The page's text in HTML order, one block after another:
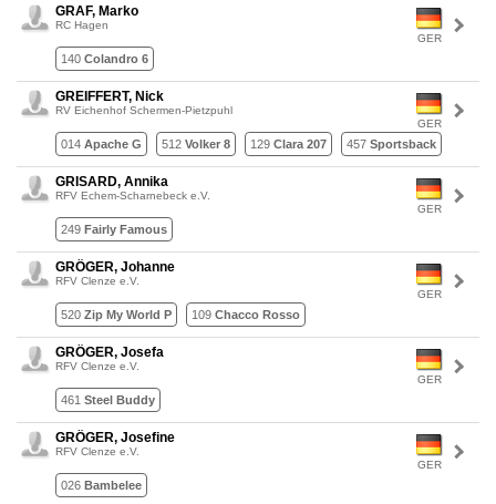
GER
GRAF, Marko
RC Hagen
140 Colandro 6
GER
GREIFFERT, Nick
RV Eichenhof Schermen-Pietzpuhl
014 Apache G 512 Volker 8 129 Clara 207 457 Sportsback
GER
GRISARD, Annika
RFV Echem-Scharnebeck e.V.
249 Fairly Famous
GER
GRÖGER, Johanne
RFV Clenze e.V.
520 Zip My World P 109 Chacco Rosso
GER
GRÖGER, Josefa
RFV Clenze e.V.
461 Steel Buddy
GER
GRÖGER, Josefine
RFV Clenze e.V.
026 Bambelee